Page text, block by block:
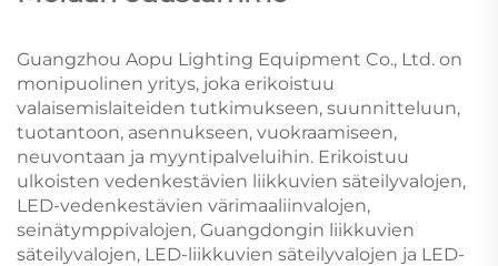
Guangzhou Aopu Lighting Equipment Co., Ltd. on
monipuolinen yritys, joka erikoistuu
valaisemislaiteiden tutkimukseen, suunnitteluun,
tuotantoon, asennukseen, vuokraamiseen,
neuvontaan ja myyntipalveluihin. Erikoistuu
ulkoisten vedenkestävien liikkuvien säteilyvalojen,
LED-vedenkestävien värimaaliinvalojen,
seinätymppivalojen, Guangdongin liikkuvien
säteilyvalojen, LED-liikkuvien säteilyvalojen ja LED-